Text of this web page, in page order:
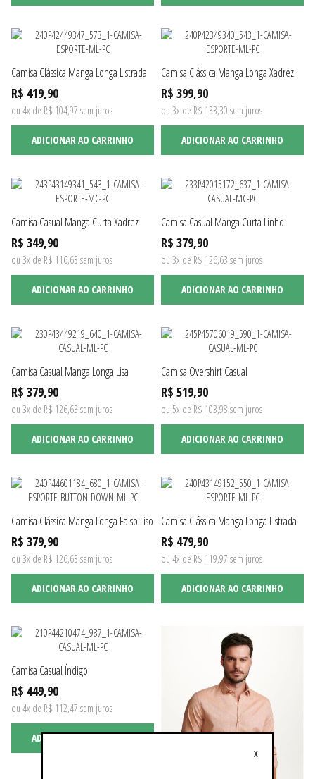
Camisa Clássica Manga Longa Listrada
R$ 419,90
ou 4x de R$ 104,97 sem juros
ADICIONAR AO CARRINHO
Camisa Clássica Manga Longa Xadrez
R$ 399,90
ou 3x de R$ 133,30 sem juros
ADICIONAR AO CARRINHO
Camisa Casual Manga Curta Xadrez
R$ 349,90
ou 3x de R$ 116,63 sem juros
ADICIONAR AO CARRINHO
Camisa Casual Manga Curta Linho
R$ 379,90
ou 3x de R$ 126,63 sem juros
ADICIONAR AO CARRINHO
Camisa Casual Manga Longa Lisa
R$ 379,90
ou 3x de R$ 126,63 sem juros
ADICIONAR AO CARRINHO
Camisa Overshirt Casual
R$ 519,90
ou 5x de R$ 103,98 sem juros
ADICIONAR AO CARRINHO
Camisa Clássica Manga Longa Falso Liso
R$ 379,90
ou 3x de R$ 126,63 sem juros
ADICIONAR AO CARRINHO
Camisa Clássica Manga Longa Listrada
R$ 479,90
ou 4x de R$ 119,97 sem juros
ADICIONAR AO CARRINHO
Camisa Casual Índigo
R$ 449,90
ou 4x de R$ 112,47 sem juros
ADICIONAR AO CARRINHO
X